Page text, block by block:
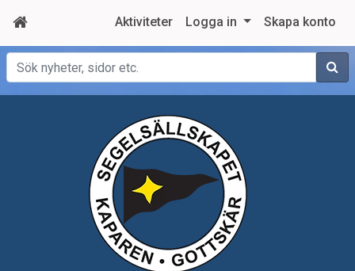
Aktiviteter Logga in Skapa konto
Sök